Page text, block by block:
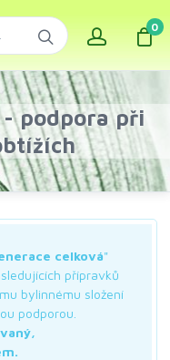
0
- podpora při
celková"
přípravků
bylinnému složení
podporou.